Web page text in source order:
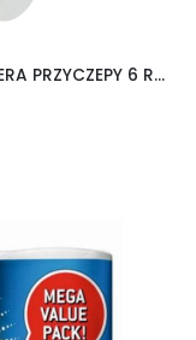
FIAMMA PAPIER TOALETOWY DO KAMPERA PRZYCZEPY 6 ROLEK